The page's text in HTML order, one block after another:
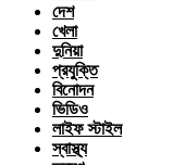
দেশ
খেলা
দুনিয়া
প্রযুক্তি
বিনোদন
ভিডিও
লাইফ স্টাইল
স্বাস্থ্য